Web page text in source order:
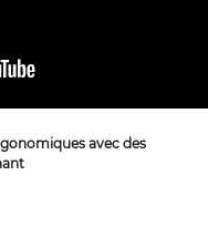
avec des